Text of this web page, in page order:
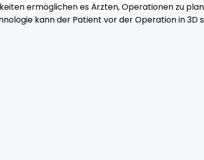
ermöglichen es Ärzten, Operationen zu
kann der Patient vor der Operation in 3D